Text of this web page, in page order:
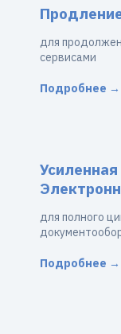
для
сервисами
Подробнее →
для полного
Подробнее →